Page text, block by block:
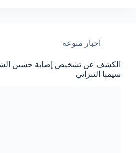
اخبار منوعة
الكشف عن تشخيص إصابة حسين
سيمبا التنزاني